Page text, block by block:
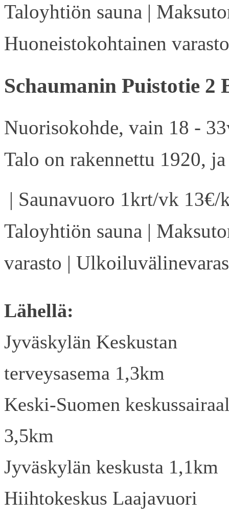
Taloyhtiön sauna |
Huoneistokohtainen
Schaumanin Puistotie 2
Nuorisokohde, vain 18 -
Talo on rakennettu 1920,
| Saunavuoro 1krt/vk
Taloyhtiön sauna |
varasto |
Lähellä:
Jyväskylän Keskustan
terveysasema 1,3km
Keski-Suomen
3,5km
Jyväskylän keskusta 1,1km
Hiihtokeskus Laajavuori